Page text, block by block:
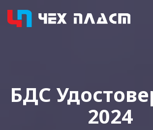
БДС
2024